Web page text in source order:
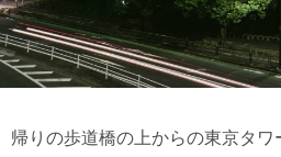
帰りの歩道橋の上からの東京タワ